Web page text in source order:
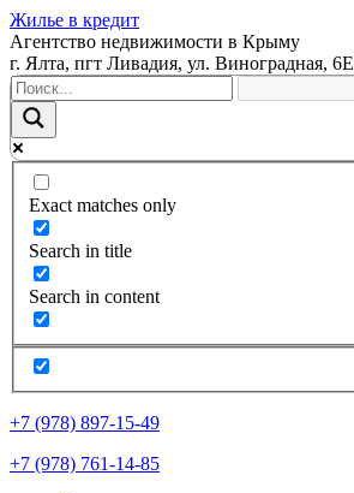
Жилье в кредит
Агентство недвижимости в Крыму
г. Ялта, пгт Ливадия, ул. Виноградная, 6Е
Exact matches only
Search in title
Search in content
+7 (978) 897-15-49
+7 (978) 761-14-85